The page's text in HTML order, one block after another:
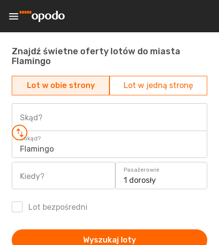
Znajdź świetne oferty lotów do miasta
Flamingo
Lot w obie strony Lot w jedną stronę
Skąd?
Dokąd?
Flamingo
Kiedy?
Pasażerowie
1 dorosły
Lot bezpośredni
Wyszukaj loty